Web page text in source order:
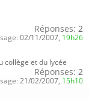
Réponses: 2
02/11/2007, 19h26
collège et du lycée
Réponses: 2
21/02/2007, 15h10